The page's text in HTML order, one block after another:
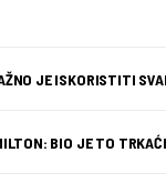
JE ISKORISTITI
BIO JE TO